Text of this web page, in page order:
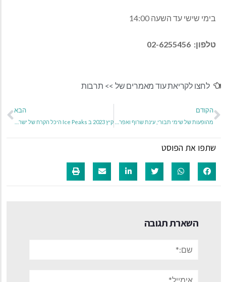
בימי שישי עד השעה 14:00
טלפון: 02-6255456
לחצו לקריאת עוד מאמרים של >> תרבות
הקודם הבא
שתפו את הפוסט
השארת תגובה